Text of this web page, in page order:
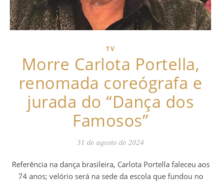
TV
Morre Carlota Portella,
renomada coreógrafa e
jurada do “Dança dos
Famosos”
31 de agosto de 2024
Referência na dança brasileira, Carlota Portella faleceu aos
74 anos; velório será na sede da escola que fundou no